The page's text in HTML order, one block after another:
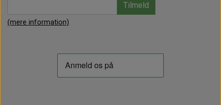
Tilmeld
(mere information)